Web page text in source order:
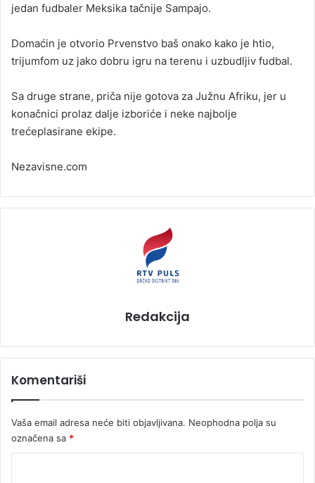
jedan fudbaler Meksika tačnije Sampajo.
Domaćin je otvorio Prvenstvo baš onako kako je htio,
trijumfom uz jako dobru igru na terenu i uzbudljiv fudbal.
Sa druge strane, priča nije gotova za Južnu Afriku, jer u
konačnici prolaz dalje izboriće i neke najbolje
trećeplasirane ekipe.
Nezavisne.com
Redakcija
Komentariši
Vaša email adresa neće biti objavljivana. Neophodna polja su
označena sa *